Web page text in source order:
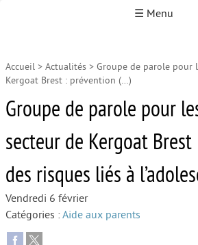
☰ Menu
Accueil
Autour de la petite
Autour de
Autour de la
Accueil > Actualités > Groupe de parole pour
Kergoat Brest : prévention (…)
Groupe de parole pour
secteur de Kergoat
des risques liés à
Vendredi 6 février
Catégories :Aide aux parents